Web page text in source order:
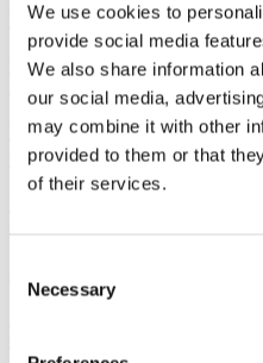
We use cookies to
provide social media
We also share information
our social media,
may combine it with other
provided to them or that
of their services.
Selection
Necessary
Dansk fusionskontrol i
Læs mere
NyhedShipping/Offshore/
Ingen modregning efter
ved udenlandsk